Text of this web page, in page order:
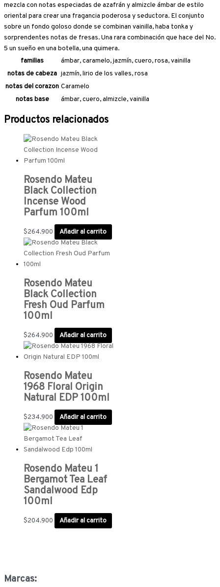
Marcas:
mezcla con notas especiadas de azafrán y almizcle ámbar de estilo
oriental para crear una fragancia poderosa y seductora. El conjunto
sobre un fondo goloso donde se combinan vainilla, haba tonka y
sorprendentes notas de fresas. Una rara combinación que hace del No.
5 un sueño en una botella, una quimera.
familias
ámbar, caramelo, jazmín, cuero, rosa, vainilla
notas de cabeza jazmín, lirio de los valles, rosa
notas del corazon Caramelo
notas base
ámbar, cuero, almizcle, vainilla
Productos relacionados
Rosendo Mateu
Black Collection
Incense Wood
Parfum 100ml
$264.900 Añadir al carrito
Rosendo Mateu
Black Collection
Fresh Oud Parfum
100ml
$264.900 Añadir al carrito
Rosendo Mateu
1968 Floral Origin
Natural EDP 100ml
$234.900 Añadir al carrito
Rosendo Mateu 1
Bergamot Tea Leaf
Sandalwood Edp
100ml
$204.900 Añadir al carrito